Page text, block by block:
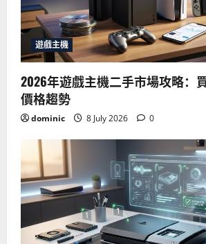
遊戲主機
2026年遊戲主機二手市場攻略：
價格趨勢
dominic 8 July 2026 0